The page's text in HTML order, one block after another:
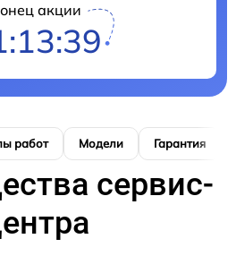
акции
работ Модели Гарантия
сервис-